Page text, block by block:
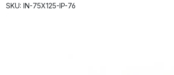
SKU: IN-75X125-IP-76